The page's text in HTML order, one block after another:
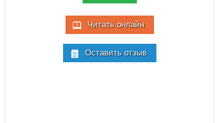
Читать онлайн
Оставить отзыв